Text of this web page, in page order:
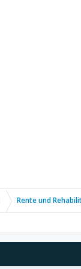
Rente und